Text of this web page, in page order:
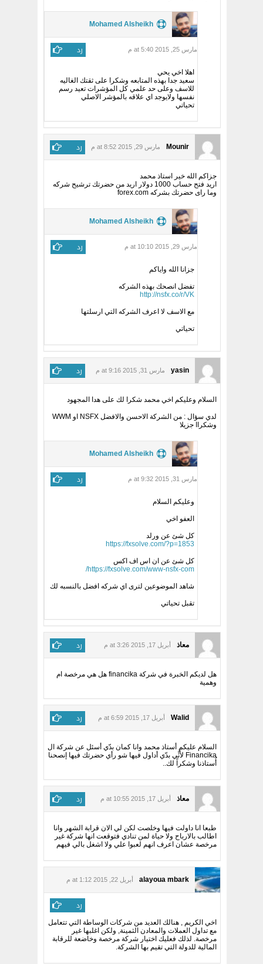
Mohamed Alsheikh
مارس 25, 2015 at 5:40 م رد
اهلا اخي يحي
سعيد جدا بهذه المتابعه وشكرا على ثقتك الغاليه
للاسف وعلى حد علمي كل المؤشرات تعيد رسم
نفسها ولايوجد اي علاقه بالمؤشر الاصلي
تحياتي
Mounir مارس 29, 2015 at 8:52 م رد
جزاكم الله خير استاذ محمد
اريد فتح حساب 1000 دولار اريد من حضرتك ترشيح شركه
وما راى حضرتك بشركه forex.com
Mohamed Alsheikh
مارس 29, 2015 at 10:10 م رد
جزانا الله واياكم
تفضل انصحك بهذه الشركه
http://nsfx.co/r/VK
مع الاسف لا اعرف الشركه التي ارسلتها
تحياتي
yasin مارس 31, 2015 at 9:16 م رد
السلام وعليكم اخي محمد شكرا لك على هدا المجهود
لدي سؤال : من الشركة الاحسن والافضل NSFX او WWM
وشكراا جزيلا
Mohamed Alsheikh
مارس 31, 2015 at 9:32 م رد
وعليكم السلام
العفو اخي
كل شئ عن ورلد
https://fxsolve.com/?p=1853
كل شئ عن ان اس اف اكس
https://fxsolve.com/www-nsfx-com/
شاهد الموضوعين لترى اي شركه افضل بالنسبه لك
تقبل تحياتي
معاذ أبريل 17, 2015 at 3:26 م رد
هل لديكم الخبرة في شركة financika هل هي مرخصة ام
وهمية
Walid أبريل 17, 2015 at 6:59 م رد
السلام عليكم أستاذ محمد وانا كمان بدّي أسئل عن شركة ال
Financika لأَنِّي بدّي أداول فيها شو رأي حضرتك فيها إنصحنا
أُستاذنا وشكراً لك..
معاذ أبريل 17, 2015 at 10:55 م رد
طبعا انا داولت فيها وخلصت لكن لي الان قرابة الشهر وانا
اطالب بالارباح ولا حياة لمن تنادي فتوقعت انها شركة غير
مرخصة عشان اعرف انهم لعبوا علي ولا اشغل بالي فيهم
alayoua mbark أبريل 22, 2015 at 1:12 م
رد
اخي الكريم , هنالك العديد من شركات الوساطة التي تتعامل
مع تداول العملات والمعادن الثمينة, ولكن اغلبها غير
مرخصة. لذلك فعليك اختيار شركة مرخصة وخاضعة للرقابة
المالية للدولة التي تقيم بها الشركة.